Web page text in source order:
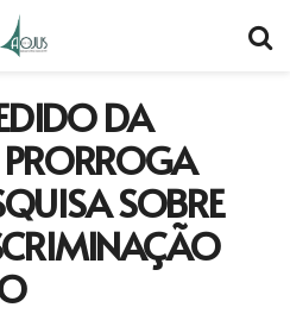
DA
PRORROGA
SOBRE